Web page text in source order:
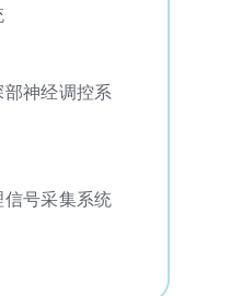
神经调控系
号采集系统